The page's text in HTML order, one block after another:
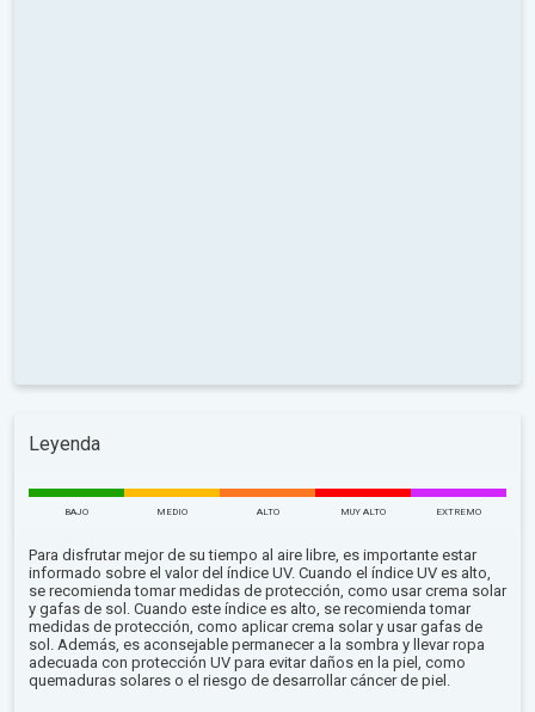
Leyenda
BAJO MEDIO ALTO MUY ALTO EXTREMO
Para disfrutar mejor de su tiempo al aire libre, es importante estar
informado sobre el valor del índice UV. Cuando el índice UV es alto,
se recomienda tomar medidas de protección, como usar crema solar
y gafas de sol. Cuando este índice es alto, se recomienda tomar
medidas de protección, como aplicar crema solar y usar gafas de
sol. Además, es aconsejable permanecer a la sombra y llevar ropa
adecuada con protección UV para evitar daños en la piel, como
quemaduras solares o el riesgo de desarrollar cáncer de piel.